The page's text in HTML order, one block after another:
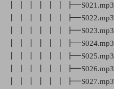
┃ ┃ ┃ ┃ ┃ ┃ ┣━S021.mp3
┃ ┃ ┃ ┃ ┃ ┃ ┣━S022.mp3
┃ ┃ ┃ ┃ ┃ ┃ ┣━S023.mp3
┃ ┃ ┃ ┃ ┃ ┃ ┣━S024.mp3
┃ ┃ ┃ ┃ ┃ ┃ ┣━S025.mp3
┃ ┃ ┃ ┃ ┃ ┃ ┣━S026.mp3
┃ ┃ ┃ ┃ ┃ ┃ ┣━S027.mp3